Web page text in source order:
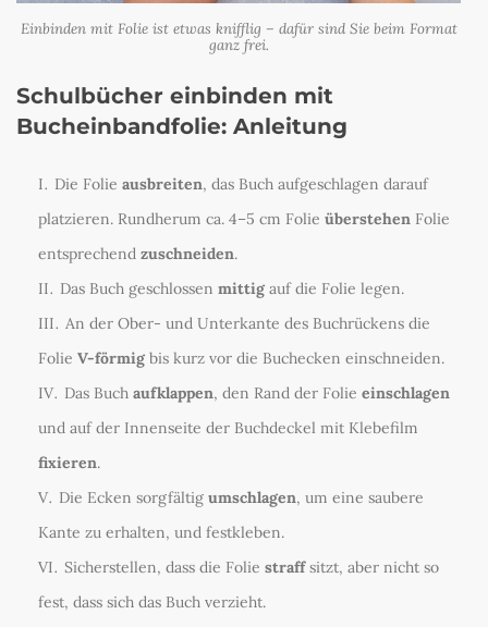
Einbinden mit Folie ist etwas knifflig – dafür sind Sie beim Format
ganz frei.
Schulbücher einbinden mit
Bucheinbandfolie: Anleitung
Die Folie ausbreiten, das Buch aufgeschlagen darauf
platzieren. Rundherum ca. 4–5 cm Folie überstehen Folie
entsprechend zuschneiden.
Das Buch geschlossen mittig auf die Folie legen.
An der Ober- und Unterkante des Buchrückens die
Folie V-förmig bis kurz vor die Buchecken einschneiden.
Das Buch aufklappen, den Rand der Folie einschlagen
und auf der Innenseite der Buchdeckel mit Klebefilm
fixieren.
Die Ecken sorgfältig umschlagen, um eine saubere
Kante zu erhalten, und festkleben.
Sicherstellen, dass die Folie straffsitzt, aber nicht so
fest, dass sich das Buch verzieht.